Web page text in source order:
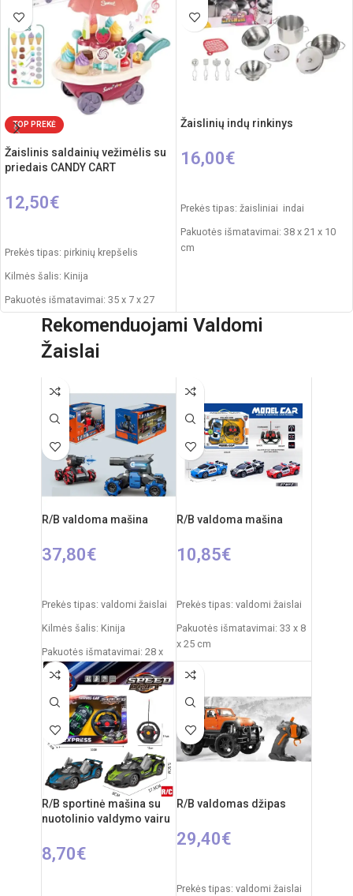
Elementai: 3 x AA (nepridedamos)
TOP PREKĖ
Žaislinis saldainių vežimėlis su
priedais CANDY CART
12,50€
Prekės tipas: pirkinių krepšelis
Kilmės šalis: Kinija
Pakuotės išmatavimai: 35 x 7 x 27
cm
Produkto išmatavimai: 24,5 x 26 x
Produkto medžiaga: plastikas
Rekomenduojamas amžius: nuo 3
Reikalingi elementai: 2xAA
(nepridedama)
Žaislinių indų rinkinys
16,00€
Prekės tipas: žaisliniai indai
Pakuotės išmatavimai: 38 x 21 x 10
cm
Rekomenduojamas amžius: nuo 3
metų
Rekomenduojami Valdomi
Žaislai
R/B valdoma mašina
37,80€
Prekės tipas: valdomi žaislai
Kilmės šalis: Kinija
Pakuotės išmatavimai: 28 x
19 x 18 cm
Dažnis: 2,4 GHz
Nuotolinio valdymo pultas:
2xAA elementai
RC automobilio
akumuliatorius: 3,7V
Rekomenduojamas amžius:
nuo 14 metų
R/B valdoma mašina
10,85€
Prekės tipas: valdomi žaislai
Pakuotės išmatavimai: 33 x 8
x 25 cm
Automobilio išmatavimai: 18
x 8 x 6 cm
Rekomenduojamas amžius:
nuo 6 metų
Reiklaingi elementai: 2xAA
pulteliui + 3xAA mašinai
R/B sportinė mašina su
nuotolinio valdymo vairu
8,70€
R/B valdomas džipas
29,40€
Prekės tipas: valdomi žaislai